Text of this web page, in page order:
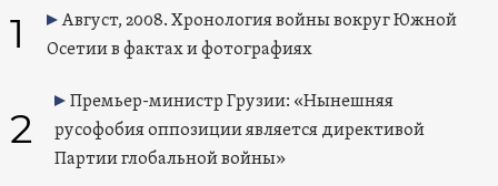
1
Август, 2008. Хронология войны вокруг Южной
Осетии в фактах и фотографиях
2
Премьер-министр Грузии: «Нынешняя
русофобия оппозиции является директивой
Партии глобальной войны»